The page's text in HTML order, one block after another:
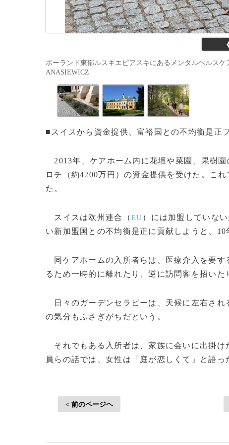
ポーランド東部ルスキエピアスキにあるメンタルヘルス
ANASIEWICZ
■スイスから資金提供、富裕国との不均衡是正
2013年、ケアホーム内に花壇や菜園、果樹
ロチ（約4200万円）の資金提供を受けた。こ
た。
スイスは欧州連合（EU）には加盟していな
い新加盟国との不均衡是正に貢献しようと、
同ケアホームの入所者らは、医療介入を要す
るため一時的に離れたり、逆に訪問客を招いた
日々のガーデンセラピーは、天候に左右され
の気分もふさぎがちだという。
それでもある入所者は、家族に会いに出掛け
員らの話では、女性は「庭が恋しくて」と語
< 前のページヘ